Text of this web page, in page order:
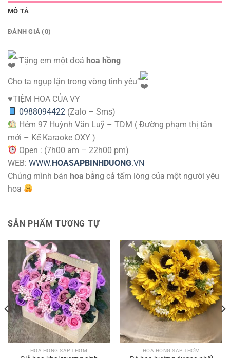
MÔ TẢ
ĐÁNH GIÁ (0)
“Tặng em một đoá hoa hồng
Cho ta ngụp lặn trong vòng tình yêu”
♥️TIỆM HOA CỦA VY
0988094422 (Zalo – Sms)
Hẻm 97 Huỳnh Văn Luỹ – TDM ( Đường phạm thị tân
mới – Kế Karaoke OXY )
Open : (7h00 am – 22h00 pm)
WEB: WWW.HOASAPBINHDUONG.VN
Chúng mình bán hoa bằng cả tấm lòng của một người yêu
hoa
SẢN PHẨM TƯƠNG TỰ
HOA HỒNG SÁP THƠM HOA HỒNG SÁP THƠM